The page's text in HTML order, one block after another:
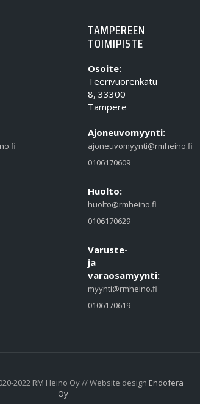
TAMPEREEN
TOIMIPISTE
Osoite:
Teerivuorenkatu
8, 33300
Tampere
Ajoneuvomyynti:
ajoneuvomyynti@rmheino.fi
0106170609
Huolto:
huolto@rmheino.fi
0106170629
Varuste-
ja
varaosamyynti:
myynti@rmheino.fi
0106170619
2022 RM Heino Oy // Website design Endofera
Oy